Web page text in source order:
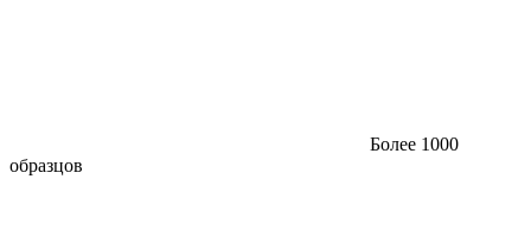
Более 1000
образцов